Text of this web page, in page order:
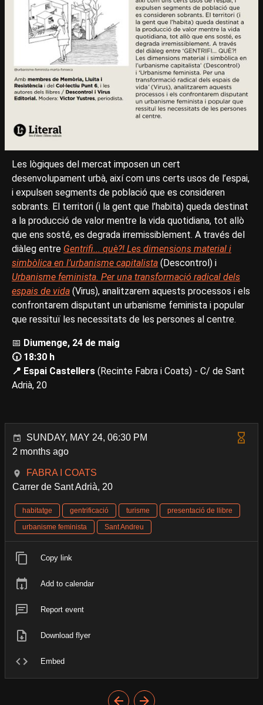
Les lògiques del mercat imposen un cert
desenvolupament urbà, així com uns certs usos de l’espai,
i expulsen segments de població que es consideren
sobrants. El territori (i la gent que l’habita) queda destinat
a la producció de valor mentre la vida quotidiana, tot allò
que ens sosté, es degrada irremissiblement. A través del
diàleg entre Gentrifi... què?! Les dimensions material i
simbòlica en l’urbanisme capitalista (Descontrol) i
Urbanisme feminista. Per una transformació radical dels
espais de vida (Virus), analitzarem aquests processos i els
confrontarem disputant un urbanisme feminista i popular
que ressituï les necessitats de les persones al centre.
📅 Diumenge, 24 de maig
🕡 18:30 h
📍 Espai Castellers (Recinte Fabra i Coats) - C/ de Sant
Adrià, 20
SUNDAY, MAY 24, 06:30 PM
2 months ago
FABRA I COATS
Carrer de Sant Adrià, 20
habitatge gentrificació turisme
presentació de llibre
urbanisme feminista
Sant Andreu
Copy link
Add to calendar
Report event
Download flyer
Embed